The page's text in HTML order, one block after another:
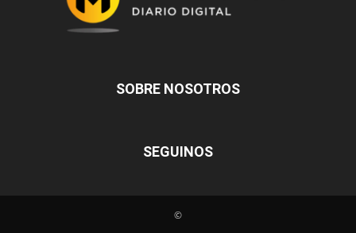
SOBRE NOSOTROS
SEGUINOS
©